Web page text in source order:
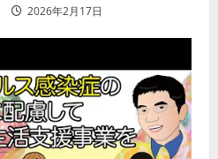
2026年2月17日